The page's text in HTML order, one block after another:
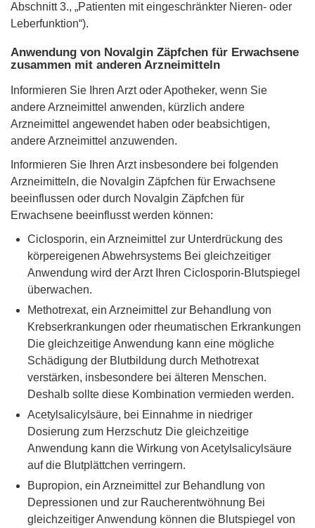
Abschnitt 3., „Patienten mit eingeschränkter Nieren- oder
Leberfunktion“).
Anwendung von Novalgin Zäpfchen für Erwachsene
zusammen mit anderen Arzneimitteln
Informieren Sie Ihren Arzt oder Apotheker, wenn Sie
andere Arzneimittel anwenden, kürzlich andere
Arzneimittel angewendet haben oder beabsichtigen,
andere Arzneimittel anzuwenden.
Informieren Sie Ihren Arzt insbesondere bei folgenden
Arzneimitteln, die Novalgin Zäpfchen für Erwachsene
beeinflussen oder durch Novalgin Zäpfchen für
Erwachsene beeinflusst werden können:
Ciclosporin, ein Arzneimittel zur Unterdrückung des
körpereigenen Abwehrsystems Bei gleichzeitiger
Anwendung wird der Arzt Ihren Ciclosporin-Blutspiegel
überwachen.
Methotrexat, ein Arzneimittel zur Behandlung von
Krebserkrankungen oder rheumatischen Erkrankungen
Die gleichzeitige Anwendung kann eine mögliche
Schädigung der Blutbildung durch Methotrexat
verstärken, insbesondere bei älteren Menschen.
Deshalb sollte diese Kombination vermieden werden.
Acetylsalicylsäure, bei Einnahme in niedriger
Dosierung zum Herzschutz Die gleichzeitige
Anwendung kann die Wirkung von Acetylsalicylsäure
auf die Blutplättchen verringern.
Bupropion, ein Arzneimittel zur Behandlung von
Depressionen und zur Raucherentwöhnung Bei
gleichzeitiger Anwendung können die Blutspiegel von